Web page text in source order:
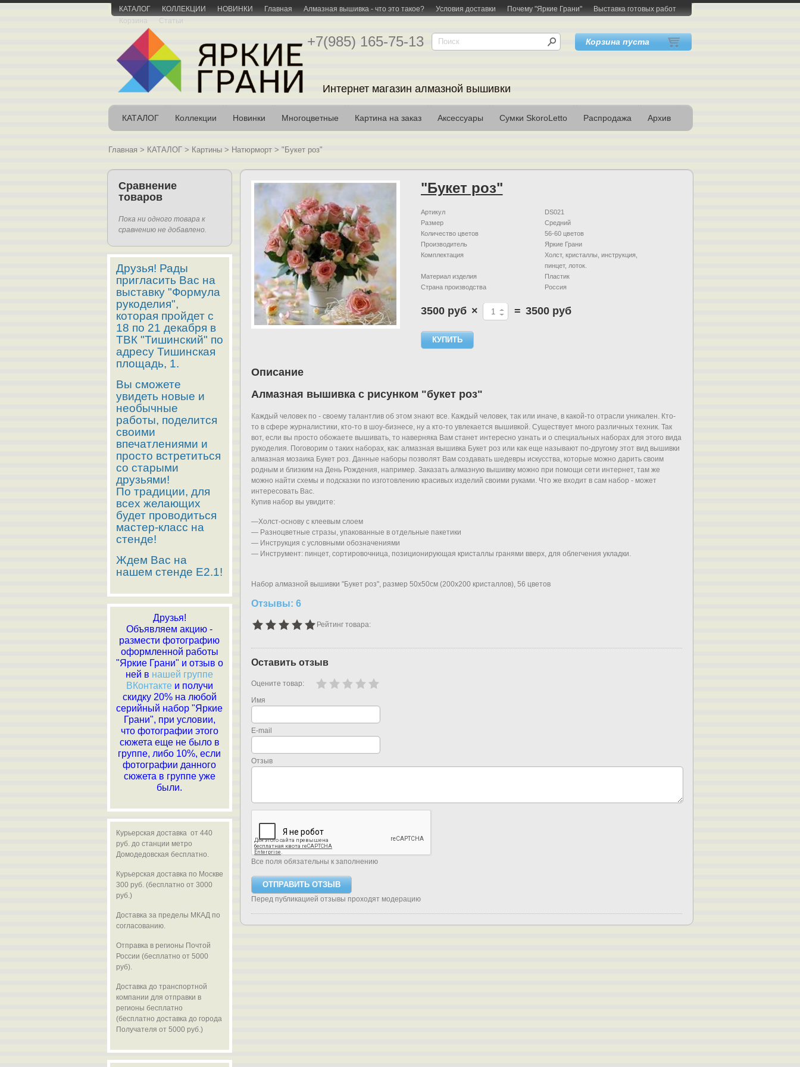
КАТАЛОГ КОЛЛЕКЦИИ НОВИНКИ Главная Алмазная вышивка - что это такое? Условия доставки Почему "Яркие Грани"
Выставка готовых работ
Корзина
Статьи
Интернет магазин алмазной вышивки
+7(985) 165-75-13 Корзина пуста
КАТАЛОГ Коллекции Новинки Многоцветные Картина на заказ Аксессуары Сумки SkoroLetto Распродажа Архив
Главная > КАТАЛОГ > Картины > Натюрморт > "Букет роз"
"Букет роз"
Артикул
DS021
Размер
Средний
Количество цветов
56-60 цветов
Производитель
Яркие Грани
Комплектация
Холст, кристаллы, инструкция,
пинцет, лоток.
Материал изделия
Пластик
Страна производства
Россия
3500 руб × = 3500 руб
Описание
Алмазная вышивка с рисунком "букет роз"
Каждый человек по - своему талантлив об этом знают все. Каждый человек, так или иначе, в какой-то отрасли уникален. Кто-
то в сфере журналистики, кто-то в шоу-бизнесе, ну а кто-то увлекается вышивкой. Существует много различных техник. Так
вот, если вы просто обожаете вышивать, то наверняка Вам станет интересно узнать и о специальных наборах для этого вида
рукоделия. Поговорим о таких наборах, как: алмазная вышивка Букет роз или как еще называют по-другому этот вид вышивки
алмазная мозаика Букет роз. Данные наборы позволят Вам создавать шедевры искусства, которые можно дарить своим
родным и близким на День Рождения, например. Заказать алмазную вышивку можно при помощи сети интернет, там же
можно найти схемы и подсказки по изготовлению красивых изделий своими руками. Что же входит в сам набор - может
интересовать Вас.
Купив набор вы увидите:
—Холст-основу с клеевым слоем
— Разноцветные стразы, упакованные в отдельные пакетики
— Инструкция с условными обозначениями
— Инструмент: пинцет, сортировочница, позиционирующая кристаллы гранями вверх, для облегчения укладки.
Набор алмазной вышивки "Букет роз", размер 50х50см (200х200 кристаллов), 56 цветов
Отзывы: 6
Рейтинг товара:
Оставить отзыв
Оцените товар:
Имя
E-mail
Отзыв
Все поля обязательны к заполнению
Перед публикацией отзывы проходят модерацию
Сравнение
товаров
Пока ни одного товара к
сравнению не добавлено.
Друзья! Рады
пригласить Вас на
выставку "Формула
рукоделия",
которая пройдет с
18 по 21 декабря в
ТВК "Тишинский" по
адресу Тишинская
площадь, 1.
Вы сможете
увидеть новые и
необычные
работы, поделится
своими
впечатлениями и
просто встретиться
со старыми
друзьями!
По традиции, для
всех желающих
будет проводиться
мастер-класс на
стенде!
Ждем Вас на
нашем стенде E2.1!
Друзья!
Объявляем акцию -
размести фотографию
оформленной работы
"Яркие Грани" и отзыв о
ней в нашей группе
ВКонтактеи получи
скидку 20% на любой
серийный набор "Яркие
Грани", при условии,
что фотографии этого
сюжета еще не было в
группе, либо 10%, если
фотографии данного
сюжета в группе уже
были.
Курьерская доставка от 440
руб. до станции метро
Домодедовская бесплатно.
Курьерская доставка по Москве
300 руб. (бесплатно от 3000
руб.)
Доставка за пределы МКАД по
согласованию.
Отправка в регионы Почтой
России (бесплатно от 5000
руб).
Доставка до транспортной
компании для отправки в
регионы бесплатно
(бесплатно доставка до города
Получателя от 5000 руб.)